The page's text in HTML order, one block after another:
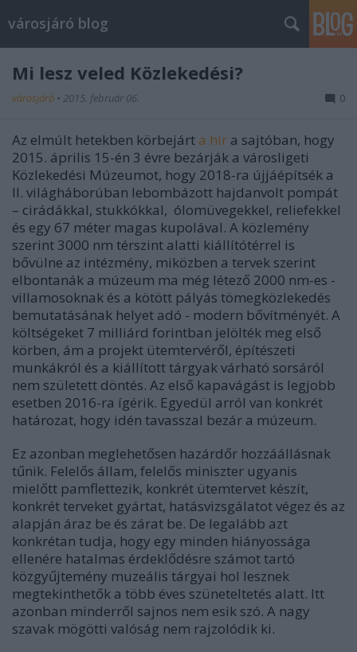
városjáró blog
Mi lesz veled Közlekedési?
városjáró • 2015. február 06. 0
Az elmúlt hetekben körbejárt a hír a sajtóban, hogy
2015. április 15-én 3 évre bezárják a városligeti
Közlekedési Múzeumot, hogy 2018-ra újjáépítsék a
II. világháborúban lebombázott hajdanvolt pompát
– cirádákkal, stukkókkal, ólomüvegekkel, reliefekkel
és egy 67 méter magas kupolával. A közlemény
szerint 3000 nm térszint alatti kiállítótérrel is
bővülne az intézmény, miközben a tervek szerint
elbontanák a múzeum ma még létező 2000 nm-es -
villamosoknak és a kötött pályás tömegközlekedés
bemutatásának helyet adó - modern bővítményét. A
költségeket 7 milliárd forintban jelölték meg első
körben, ám a projekt ütemtervéről, építészeti
munkákról és a kiállított tárgyak várható sorsáról
nem született döntés. Az első kapavágást is legjobb
esetben 2016-ra ígérik. Egyedül arról van konkrét
határozat, hogy idén tavasszal bezár a múzeum.
Ez azonban meglehetősen hazárdőr hozzáállásnak
tűnik. Felelős állam, felelős miniszter ugyanis
mielőtt pamflettezik, konkrét ütemtervet készít,
konkrét terveket gyártat, hatásvizsgálatot végez és az
alapján áraz be és zárat be. De legalább azt
konkrétan tudja, hogy egy minden hiányossága
ellenére hatalmas érdeklődésre számot tartó
közgyűjtemény muzeális tárgyai hol lesznek
megtekinthetők a több éves szüneteltetés alatt. Itt
azonban minderről sajnos nem esik szó. A nagy
szavak mögötti valóság nem rajzolódik ki.